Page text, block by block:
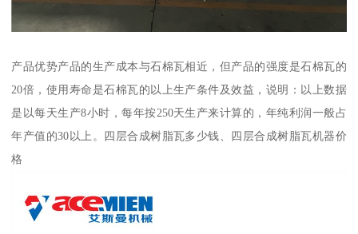
产品优势产品的生产成本与石棉瓦相近，但产品的强度是石棉瓦的
20倍，使用寿命是石棉瓦的以上生产条件及效益，说明：以上数据
是以每天生产8小时，每年按250天生产来计算的，年纯利润一般占
年产值的30以上。四层合成树脂瓦多少钱、四层合成树脂瓦机器价
格